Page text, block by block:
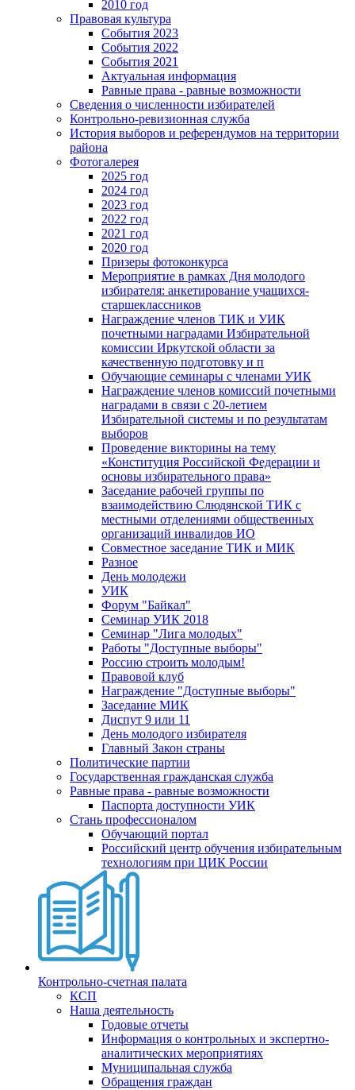
2010 год
Правовая культура
События 2023
События 2022
События 2021
Актуальная информация
Равные права - равные возможности
Сведения о численности избирателей
Контрольно-ревизионная служба
История выборов и референдумов на территории
района
Фотогалерея
2025 год
2024 год
2023 год
2022 год
2021 год
2020 год
Призеры фотоконкурса
Мероприятие в рамках Дня молодого
избирателя: анкетирование учащихся-
старшеклассников
Награждение членов ТИК и УИК
почетными наградами Избирательной
комиссии Иркутской области за
качественную подготовку и п
Обучающие семинары с членами УИК
Награждение членов комиссий почетными
наградами в связи с 20-летием
Избирательной системы и по результатам
выборов
Проведение викторины на тему
«Конституция Российской Федерации и
основы избирательного права»
Заседание рабочей группы по
взаимодействию Слюдянской ТИК с
местными отделениями общественных
организаций инвалидов ИО
Совместное заседание ТИК и МИК
Разное
День молодежи
УИК
Форум "Байкал"
Семинар УИК 2018
Семинар "Лига молодых"
Работы "Доступные выборы"
Россию строить молодым!
Правовой клуб
Награждение "Доступные выборы"
Заседание МИК
Диспут 9 или 11
День молодого избирателя
Главный Закон страны
Политические партии
Государственная гражданская служба
Равные права - равные возможности
Паспорта доступности УИК
Стань профессионалом
Обучающий портал
Российский центр обучения избирательным
технологиям при ЦИК России
Контрольно-счетная палата
КСП
Наша деятельность
Годовые отчеты
Информация о контрольных и экспертно-
аналитических мероприятиях
Муниципальная служба
Обращения граждан